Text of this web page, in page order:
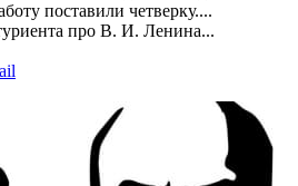
поставили четверку....
про В. И. Ленина...